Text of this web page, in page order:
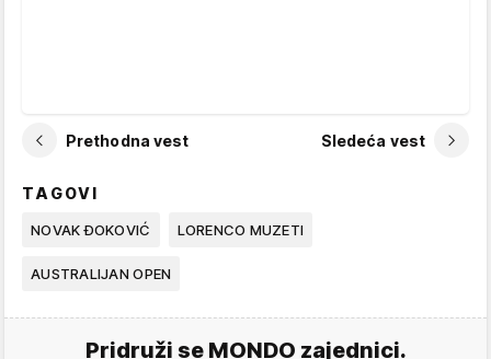
Prethodna vest Sledeća vest
TAGOVI
NOVAK ĐOKOVIĆ LORENCO MUZETI
AUSTRALIJAN OPEN
Pridruži se MONDO zajednici.